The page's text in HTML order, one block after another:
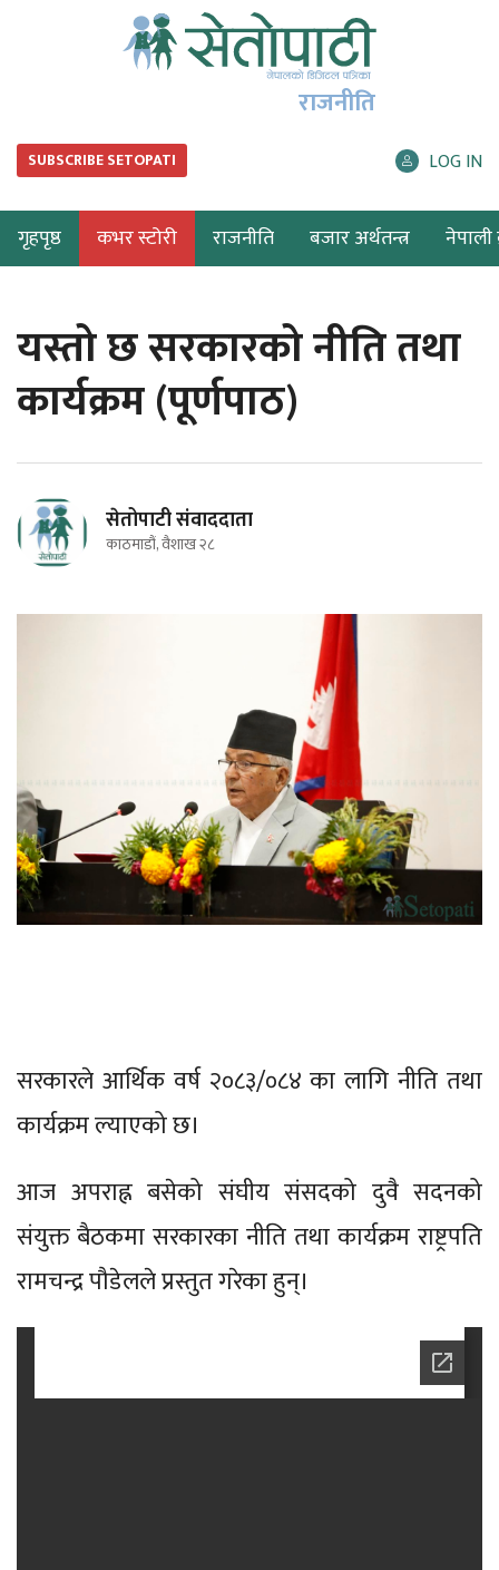
राजनीति
SUBSCRIBE SETOPATI LOG IN
गृहपृष्ठ कभर स्टोरी राजनीति बजार अर्थतन्त्र नेपाली
यस्तो छ सरकारको नीति तथा
कार्यक्रम (पूर्णपाठ)
सेतोपाटी संवाददाता
काठमाडौं, वैशाख २८
सरकारले आर्थिक वर्ष २०८३/०८४ का लागि नीति तथा
कार्यक्रम ल्याएको छ।
आज अपराह्न बसेको संघीय संसदको दुवै सदनको
संयुक्त बैठकमा सरकारका नीति तथा कार्यक्रम राष्ट्रपति
रामचन्द्र पौडेलले प्रस्तुत गरेका हुन्।